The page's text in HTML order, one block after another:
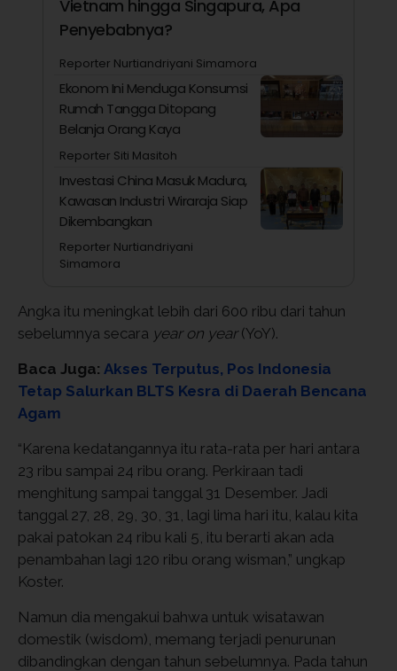
Vietnam hingga Singapura, Apa
Penyebabnya?
Reporter Nurtiandriyani Simamora
Ekonom Ini Menduga Konsumsi
Rumah Tangga Ditopang
Belanja Orang Kaya
Reporter Siti Masitoh
Investasi China Masuk Madura,
Kawasan Industri Wiraraja Siap
Dikembangkan
Reporter Nurtiandriyani
Simamora
Angka itu meningkat lebih dari 600 ribu dari tahun
sebelumnya secara year on year(YoY).
Baca Juga: Akses Terputus, Pos Indonesia
Tetap Salurkan BLTS Kesra di Daerah Bencana
Agam
“Karena kedatangannya itu rata-rata per hari antara
23 ribu sampai 24 ribu orang. Perkiraan tadi
menghitung sampai tanggal 31 Desember. Jadi
tanggal 27, 28, 29, 30, 31, lagi lima hari itu, kalau kita
pakai patokan 24 ribu kali 5, itu berarti akan ada
penambahan lagi 120 ribu orang wisman,” ungkap
Koster.
Namun dia mengakui bahwa untuk wisatawan
domestik (wisdom), memang terjadi penurunan
dibandingkan dengan tahun sebelumnya. Pada tahun